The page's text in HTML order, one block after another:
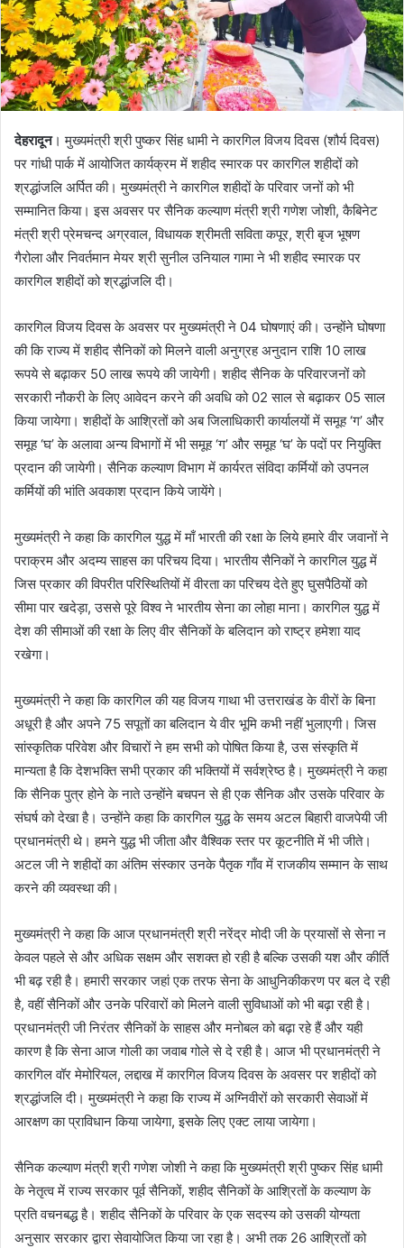
a
i
l
देहरादून। मुख्यमंत्री श्री पुष्कर सिंह धामी ने कारगिल विजय दिवस (शौर्य दिवस)
पर गांधी पार्क में आयोजित कार्यक्रम में शहीद स्मारक पर कारगिल शहीदों को
श्रद्धांजलि अर्पित की। मुख्यमंत्री ने कारगिल शहीदों के परिवार जनों को भी
सम्मानित किया। इस अवसर पर सैनिक कल्याण मंत्री श्री गणेश जोशी, कैबिनेट
मंत्री श्री प्रेमचन्द अग्रवाल, विधायक श्रीमती सविता कपूर, श्री बृज भूषण
गैरोला और निवर्तमान मेयर श्री सुनील उनियाल गामा ने भी शहीद स्मारक पर
कारगिल शहीदों को श्रद्धांजलि दी।
कारगिल विजय दिवस के अवसर पर मुख्यमंत्री ने 04 घोषणाएं की। उन्होंने घोषणा
की कि राज्य में शहीद सैनिकों को मिलने वाली अनुग्रह अनुदान राशि 10 लाख
रूपये से बढ़ाकर 50 लाख रूपये की जायेगी। शहीद सैनिक के परिवारजनों को
सरकारी नौकरी के लिए आवेदन करने की अवधि को 02 साल से बढ़ाकर 05 साल
किया जायेगा। शहीदों के आश्रितों को अब जिलाधिकारी कार्यालयों में समूह ‘ग’ और
समूह ‘घ’ के अलावा अन्य विभागों में भी समूह ‘ग’ और समूह ‘घ’ के पदों पर नियुक्ति
प्रदान की जायेगी। सैनिक कल्याण विभाग में कार्यरत संविदा कर्मियों को उपनल
कर्मियों की भांति अवकाश प्रदान किये जायेंगे।
मुख्यमंत्री ने कहा कि कारगिल युद्ध में माँ भारती की रक्षा के लिये हमारे वीर जवानों ने
पराक्रम और अदम्य साहस का परिचय दिया। भारतीय सैनिकों ने कारगिल युद्ध में
जिस प्रकार की विपरीत परिस्थितियों में वीरता का परिचय देते हुए घुसपैठियों को
सीमा पार खदेड़ा, उससे पूरे विश्व ने भारतीय सेना का लोहा माना। कारगिल युद्ध में
देश की सीमाओं की रक्षा के लिए वीर सैनिकों के बलिदान को राष्ट्र हमेशा याद
रखेगा।
मुख्यमंत्री ने कहा कि कारगिल की यह विजय गाथा भी उत्तराखंड के वीरों के बिना
अधूरी है और अपने 75 सपूतों का बलिदान ये वीर भूमि कभी नहीं भुलाएगी। जिस
सांस्कृतिक परिवेश और विचारों ने हम सभी को पोषित किया है, उस संस्कृति में
मान्यता है कि देशभक्ति सभी प्रकार की भक्तियों में सर्वश्रेष्ठ है। मुख्यमंत्री ने कहा
कि सैनिक पुत्र होने के नाते उन्होंने बचपन से ही एक सैनिक और उसके परिवार के
संघर्ष को देखा है। उन्होंने कहा कि कारगिल युद्ध के समय अटल बिहारी वाजपेयी जी
प्रधानमंत्री थे। हमने युद्ध भी जीता और वैश्विक स्तर पर कूटनीति में भी जीते।
अटल जी ने शहीदों का अंतिम संस्कार उनके पैतृक गाँव में राजकीय सम्मान के साथ
करने की व्यवस्था की।
मुख्यमंत्री ने कहा कि आज प्रधानमंत्री श्री नरेंद्र मोदी जी के प्रयासों से सेना न
केवल पहले से और अधिक सक्षम और सशक्त हो रही है बल्कि उसकी यश और कीर्ति
भी बढ़ रही है। हमारी सरकार जहां एक तरफ सेना के आधुनिकीकरण पर बल दे रही
है, वहीं सैनिकों और उनके परिवारों को मिलने वाली सुविधाओं को भी बढ़ा रही है।
प्रधानमंत्री जी निरंतर सैनिकों के साहस और मनोबल को बढ़ा रहे हैं और यही
कारण है कि सेना आज गोली का जवाब गोले से दे रही है। आज भी प्रधानमंत्री ने
कारगिल वॉर मेमोरियल, लद्दाख में कारगिल विजय दिवस के अवसर पर शहीदों को
श्रद्धांजलि दी। मुख्यमंत्री ने कहा कि राज्य में अग्निवीरों को सरकारी सेवाओं में
आरक्षण का प्राविधान किया जायेगा, इसके लिए एक्ट लाया जायेगा।
सैनिक कल्याण मंत्री श्री गणेश जोशी ने कहा कि मुख्यमंत्री श्री पुष्कर सिंह धामी
के नेतृत्व में राज्य सरकार पूर्व सैनिकों, शहीद सैनिकों के आश्रितों के कल्याण के
प्रति वचनबद्ध है। शहीद सैनिकों के परिवार के एक सदस्य को उसकी योग्यता
अनुसार सरकार द्वारा सेवायोजित किया जा रहा है। अभी तक 26 आश्रितों को